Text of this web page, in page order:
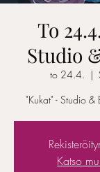
To
Studio
to 24.4.
  |
"Kukat" - Studio &
Katso